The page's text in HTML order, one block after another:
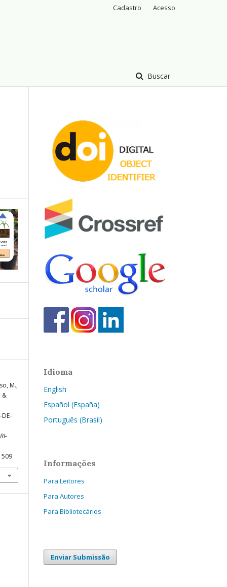
Buscar
Cadastro Acesso
M.,
&
DE-
Idioma
English
Español (España)
Português (Brasil)
Informações
Para Leitores
Para Autores
Para Bibliotecários
Enviar Submissão